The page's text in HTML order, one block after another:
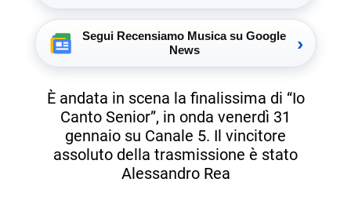
Segui Recensiamo Musica su Google
News
›
È andata in scena la finalissima di “Io
Canto Senior”, in onda venerdì 31
gennaio su Canale 5. Il vincitore
assoluto della trasmissione è stato
Alessandro Rea